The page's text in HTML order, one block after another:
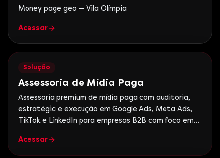
Money page geo — Vila Olímpia
Acessar
Solução
Assessoria de Mídia Paga
Assessoria premium de mídia paga com auditoria,
estratégia e execução em Google Ads, Meta Ads,
TikTok e LinkedIn para empresas B2B com foco em
Acessar